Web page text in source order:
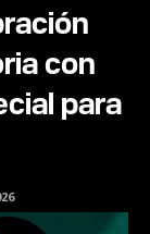
con
para